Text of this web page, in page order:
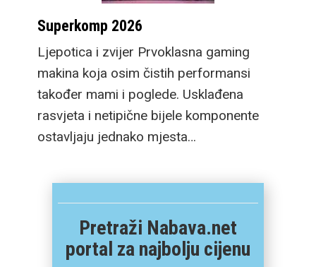
Superkomp 2026
Ljepotica i zvijer Prvoklasna gaming
makina koja osim čistih performansi
također mami i poglede. Usklađena
rasvjeta i netipične bijele komponente
ostavljaju jednako mjesta…
Pretraži Nabava.net
portal za najbolju cijenu